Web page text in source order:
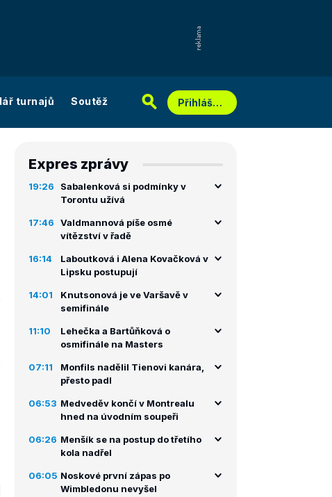
turnajů Soutěž Přihlášení
Expres zprávy
19:26
Sabalenková si podmínky v
Torontu užívá
17:46
Valdmannová píše osmé
vítězství v řadě
16:14
Laboutková i Alena Kovačková v
Lipsku postupují
14:01
Knutsonová je ve Varšavě v
semifinále
11:10
Lehečka a Bartůňková o
osmifinále na Masters
07:11
Monfils nadělil Tienovi kanára,
přesto padl
06:53 Medveděv končí v Montrealu
hned na úvodním soupeři
06:26 Menšík se na postup do třetího
kola nadřel
06:05 Noskové první zápas po
Wimbledonu nevyšel